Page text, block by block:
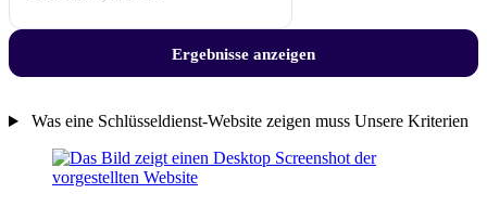
—
steht
ganzen
Westen,
Ergebnisse anzeigen
Was eine Schlüsseldienst-Website zeigen muss Unsere Kriterien
geprüften